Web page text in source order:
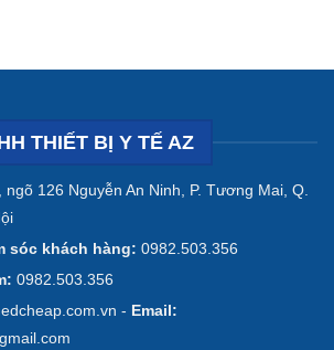
THIẾT BỊ Y TẾ AZ
ngõ 126 Nguyễn An Ninh, P. Tương Mai, Q.
sóc khách hàng: 0982.503.356
0982.503.356
- Email: